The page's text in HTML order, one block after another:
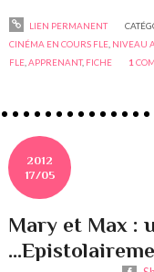
LIEN PERMANENT
CINÉMA EN COURS FLE NIVEAU
FLE ,APPRENANT, FICHE 1
2012
17/05
Mary et Max :